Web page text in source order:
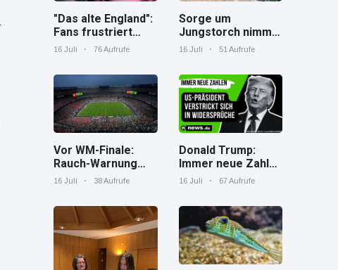
"Das alte England":
Fans frustriert
nach WM-Aus
16 Juli 76 Aufrufe
Sorge um
Jungstorch nimmt
glückliche
16 Juli 51 Aufrufe
Vor WM-Finale:
Rauch-Warnung
und Hitze in New
16 Juli 38 Aufrufe
Donald Trump:
Immer neue Zahlen
– US-Präsident
Widersprüche
16 Juli 67 Aufrufe